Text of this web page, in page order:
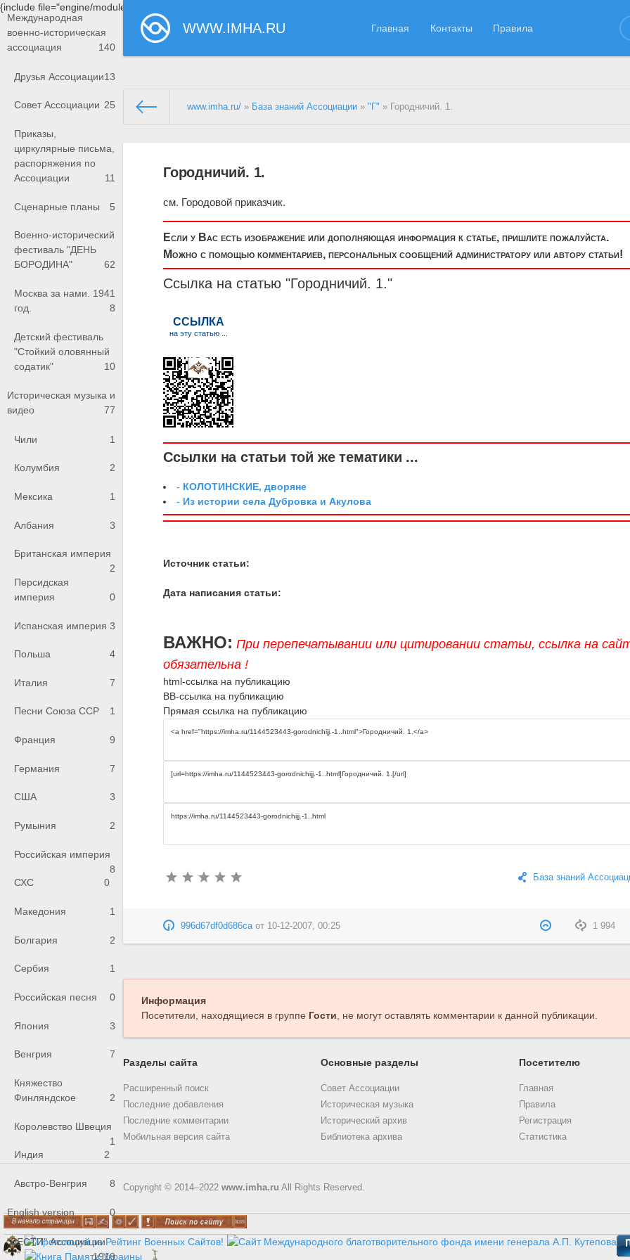
{include file="engine/modules/saperu/head.php"}
WWW.IMHA.RU Главная Контакты Правила
Международная
военно-историческая
ассоциация
140
Друзья Ассоциации13
Совет Ассоциации 25
Приказы,
циркулярные письма,
распоряжения по
Ассоциации
11
Сценарные планы 5
Военно-исторический
фестиваль "ДЕНЬ
БОРОДИНА"
62
Москва за нами. 1941
год.
8
Детский фестиваль
"Стойкий оловянный
содатик"
10
Историческая музыка и
видео
77
Чили 1
Колумбия 2
Мексика 1
Албания 3
Британская империя
2
Персидская
империя
0
Испанская империя 3
Польша 4
Италия 7
Песни Союза ССР 1
Франция 9
Германия 7
США 3
Румыния 2
Российская империя
8
СХС
0
Македония 1
Болгария 2
Сербия 1
Российская песня 0
Япония 3
Венгрия 7
Княжество
Финляндское
2
Королевство Швеция
1
Индия
2
Австро-Венгрия 8
English version 0
"ВЕСТИ" Ассоциации
1919
www.imha.ru/ » База знаний Ассоциации »"Г" » Городничий. 1.
Городничий. 1.
см. Городовой приказчик.
Если у Вас есть изображение или дополняющая информация к статье, пришлите пожалуйста.
Можно с помощью комментариев, персональных сообщений администратору или автору статьи!
Ссылка на статью "Городничий. 1."
Ссылки на статьи той же тематики ...
- КОЛОТИНСКИЕ, дворяне
- Из истории села Дубровка и Акулова
Источник статьи:
Дата написания статьи:
ВАЖНО: При перепечатывании или цитировании статьи, ссылка на
обязательна !
html-ссылка на публикацию
BB-ссылка на публикацию
Прямая ссылка на публикацию
База знаний
1 994
996d67df0d686caот 10-12-2007, 00:25
Информация
Посетители, находящиеся в группе Гости, не могут оставлять комментарии к данной публикации.
Разделы сайта
Расширенный поиск
Последние добавления
Последние комментарии
Мобильная версия сайта
Основные разделы
Совет Ассоциации
Историческая музыка
Исторический архив
Библиотека архива
Посетителю
Главная
Правила
Регистрация
Статистика
Copyright © 2014–2022 www.imha.ru All Rights Reserved.